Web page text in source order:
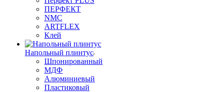
ПЕРФЕКТ
NMC
ARTFLEX
Клей
Напольный плинтус
Шпонированный
МДФ
Алюминиевый
Пластиковый